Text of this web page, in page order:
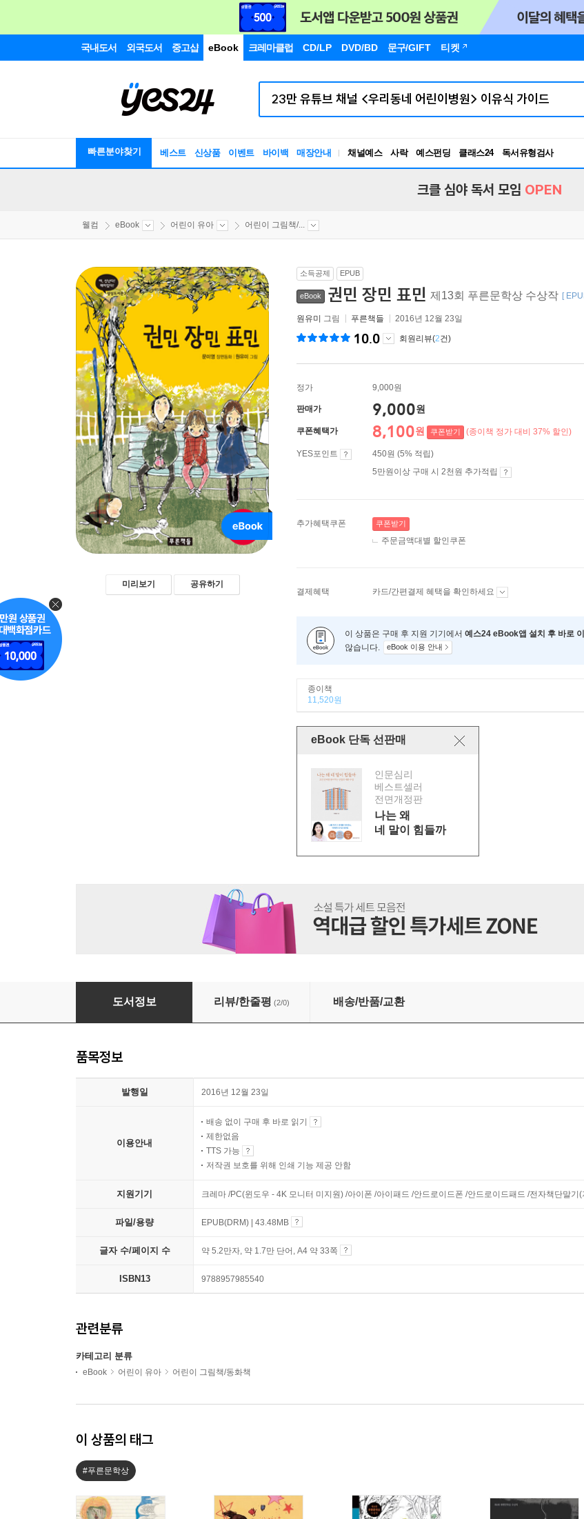
국내도서 외국도서 중고샵 eBook 크레마클럽 CD/LP DVD/BD 문구/GIFT 티켓
빠른분야찾기 베스트 신상품 이벤트 바이백 매장안내 채널예스 사락 예스펀딩 클래스24
독서유형검사
RBTI Lab
크클 심야 독서 모임 OPEN
웰컴 eBook 어린이 유아 어린이 그림책/...
미리보기 공유하기
소득공제 EPUB
eBook 권민 장민 표민 제13회 푸른문학상 수상작 [
원유미 그림 푸른책들 2016년 12월 23일
10.0 회원리뷰(2건)
정가 9,000원
판매가 9,000원
쿠폰혜택가 8,100원 쿠폰받기 (종이책 정가 대비 37% 할인)
YES포인트
450원 (5% 적립)
5만원이상 구매 시 2천원 추가적립
추가혜택쿠폰 쿠폰받기
주문금액대별 할인쿠폰
결제혜택 카드/간편결제 혜택을 확인하세요
이 상품은 구매 후 지원 기기에서 예스24 eBook앱 설치 후 바로
않습니다.
eBook 이용 안내
종이책
11,520원
eBook 단독 선판매
인문심리
베스트셀러
전면개정판
나는 왜
네 말이 힘들까
권민 장민 표민
도서정보 리뷰/한줄평 (2/0) 배송/반품/교환
품목정보
발행일 2016년 12월 23일
이용안내
배송 없이 구매 후 바로 읽기
제한없음
TTS 가능
저작권 보호를 위해 인쇄 기능 제공 안함
지원기기 크레마 /PC(윈도우 - 4K 모니터 미지원) /아이폰 /아이패드 /안드로이드폰 /안드로이드패드 /전자책단말
파일/용량 EPUB(DRM) | 43.48MB
글자 수/페이지 수 약 5.2만자, 약 1.7만 단어, A4 약 33쪽
ISBN13 9788957985540
관련분류
카테고리 분류
eBook 어린이 유아 어린이 그림책/동화책
이 상품의 태그
#푸른문학상